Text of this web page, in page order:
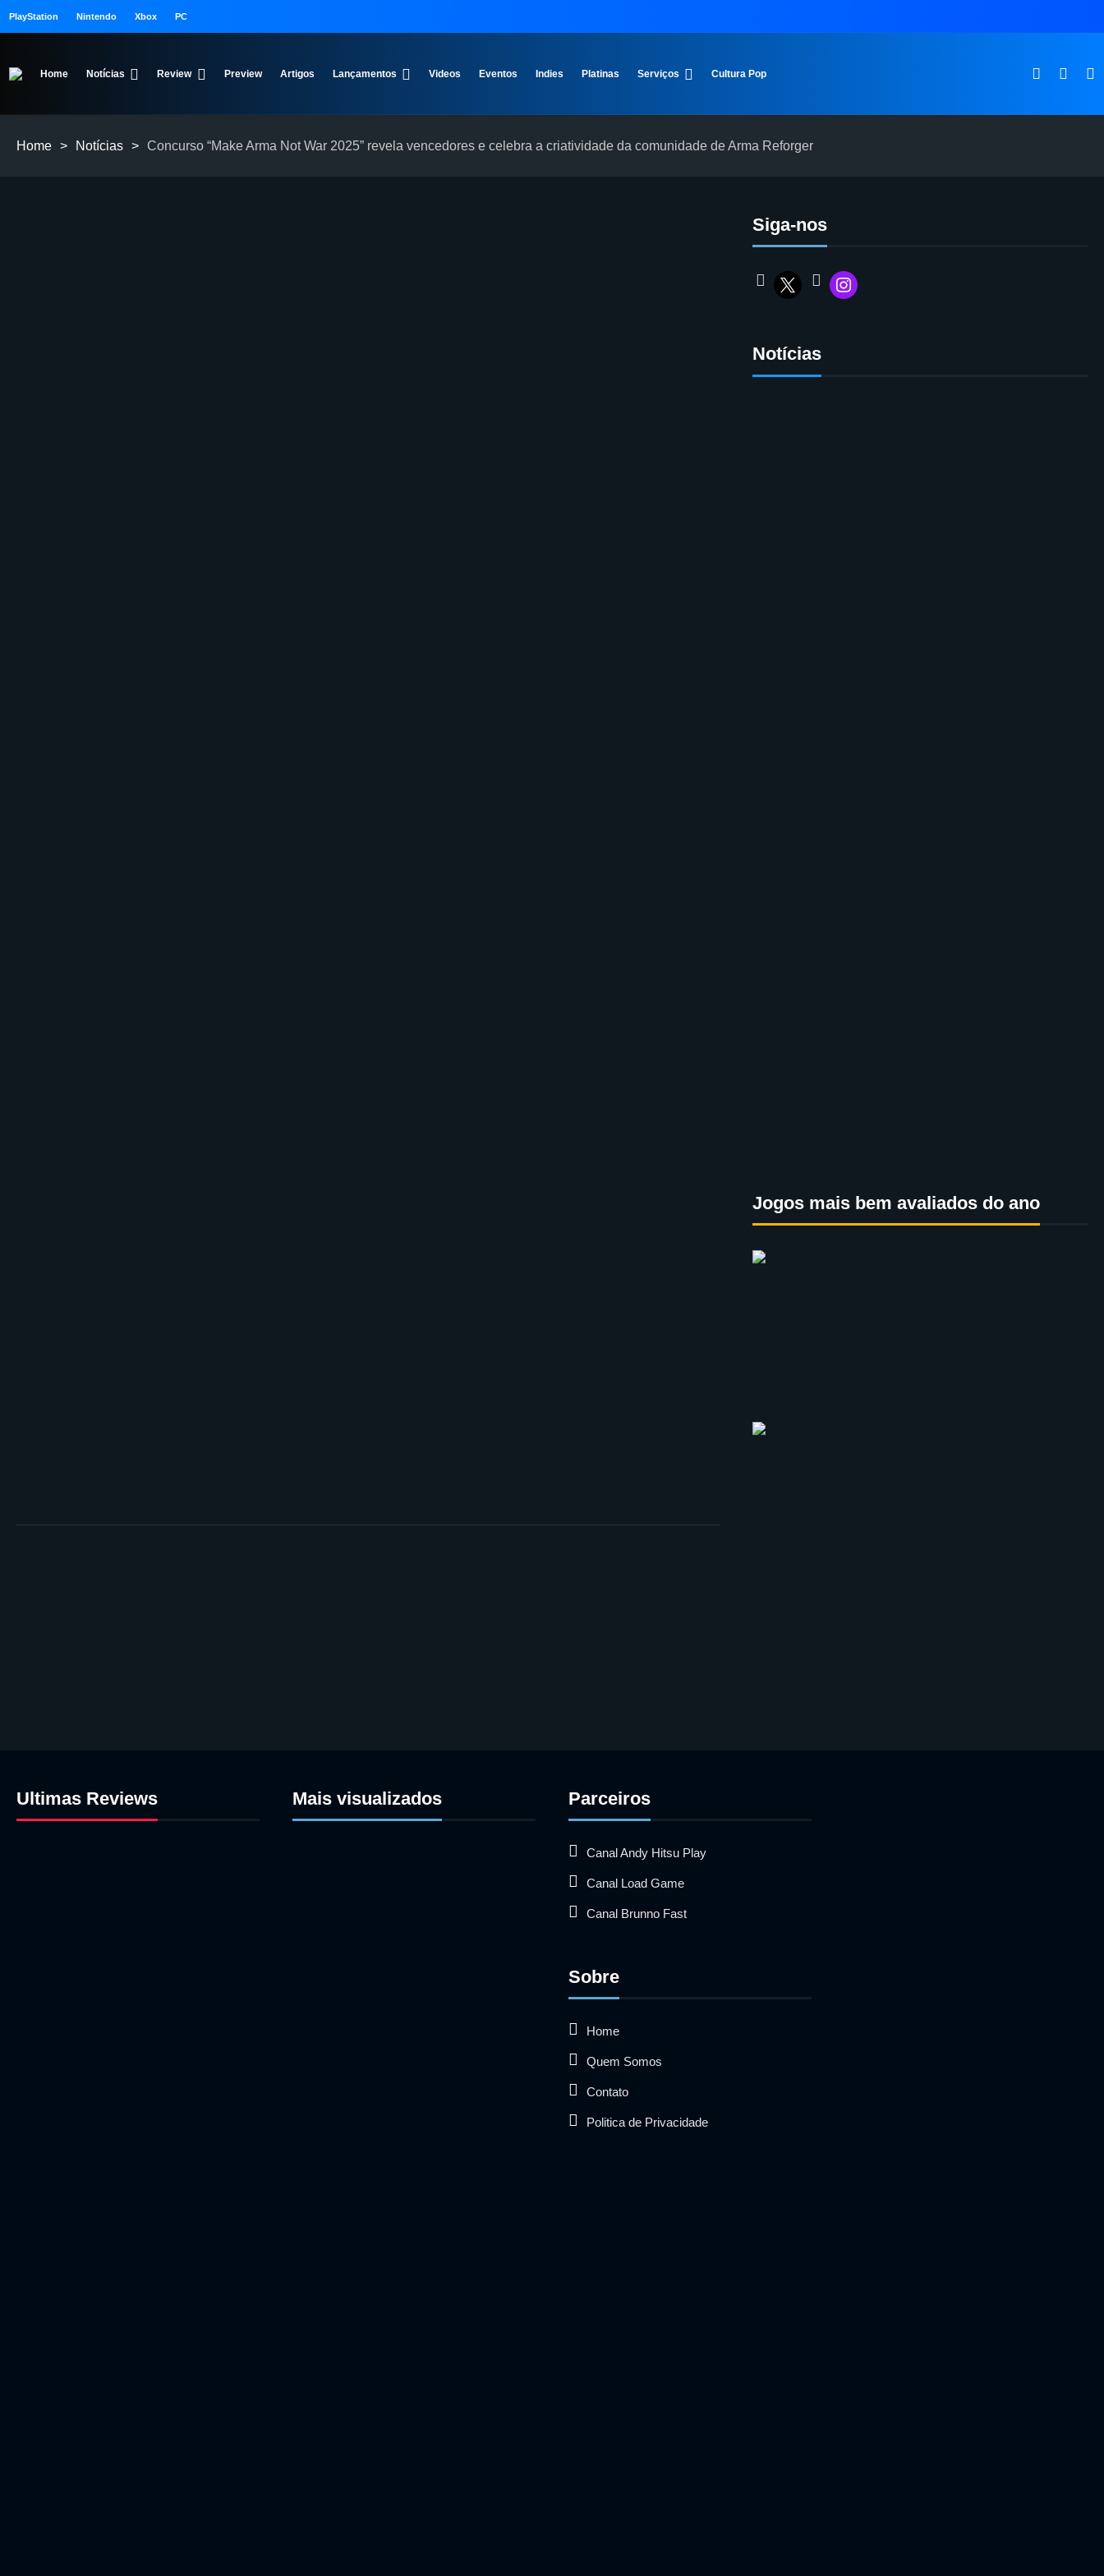
PlayStation Nintendo Xbox PC
Home Notícias Review Preview Artigos Lançamentos Videos Eventos Indies Platinas Serviços Cultura Pop
Home > Notícias > Concurso “Make Arma Not War 2025” revela vencedores e celebra a criatividade da comunidade de Arma Reforger
Siga-nos
Notícias
Jogos mais bem avaliados do ano
Ultimas Reviews Mais visualizados Parceiros
Canal Andy Hitsu Play
Canal Load Game
Canal Brunno Fast
Sobre
Home
Quem Somos
Contato
Politica de Privacidade